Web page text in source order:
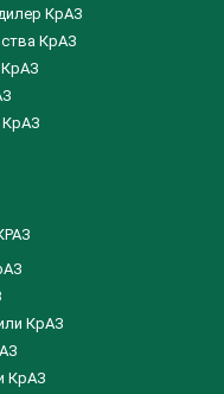
КрАЗ
КрАЗ
КрАЗ
КрАЗ
КрАЗ